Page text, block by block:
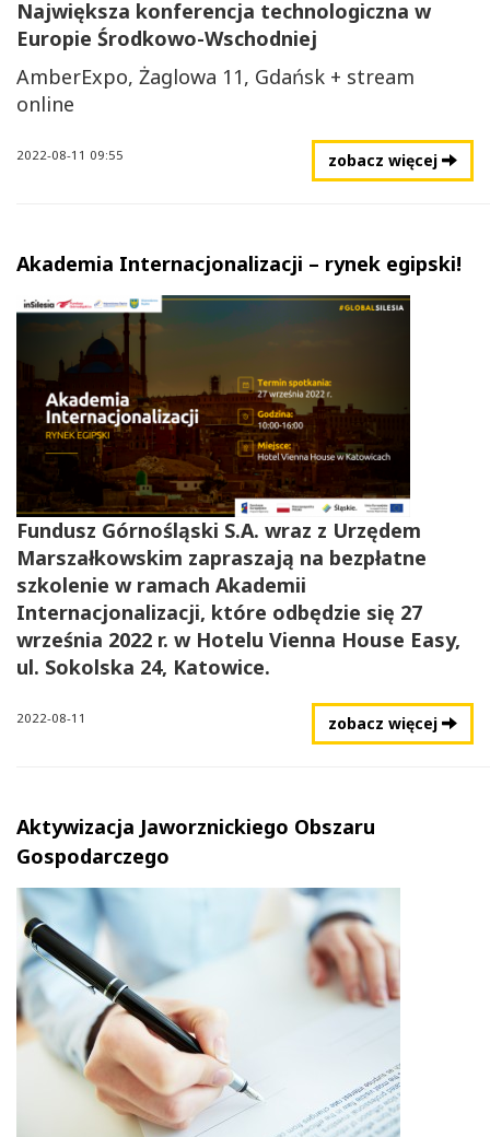
Największa konferencja technologiczna w
Europie Środkowo-Wschodniej
AmberExpo, Żaglowa 11, Gdańsk + stream
online
2022-08-11 09:55 zobacz więcej
Akademia Internacjonalizacji – rynek egipski!
Fundusz Górnośląski S.A. wraz z Urzędem
Marszałkowskim zapraszają na bezpłatne
szkolenie w ramach Akademii
Internacjonalizacji, które odbędzie się 27
września 2022 r. w Hotelu Vienna House Easy,
ul. Sokolska 24, Katowice.
2022-08-11 zobacz więcej
Aktywizacja Jaworznickiego Obszaru
Gospodarczego